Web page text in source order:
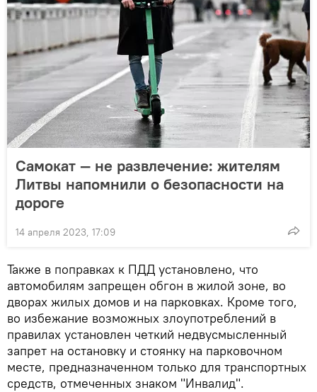
Самокат — не развлечение: жителям
Литвы напомнили о безопасности на
дороге
14 апреля 2023, 17:09
Также в поправках к ПДД установлено, что
автомобилям запрещен обгон в жилой зоне, во
дворах жилых домов и на парковках. Кроме того,
во избежание возможных злоупотреблений в
правилах установлен четкий недвусмысленный
запрет на остановку и стоянку на парковочном
месте, предназначенном только для транспортных
средств, отмеченных знаком "Инвалид".